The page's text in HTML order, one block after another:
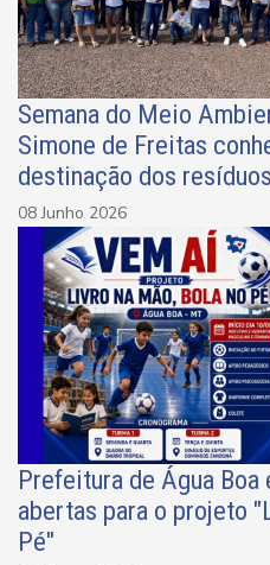
Semana do Meio
Simone de Freitas
destinação dos
08 Junho 2026
Prefeitura de Água
abertas para o projeto
Pé"